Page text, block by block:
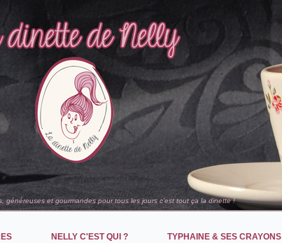
généreuses et gourmandes pour tous les jours c'est tout ça la dinette !
NELLY C'EST QUI ? TYPHAINE & SES CRAYONS